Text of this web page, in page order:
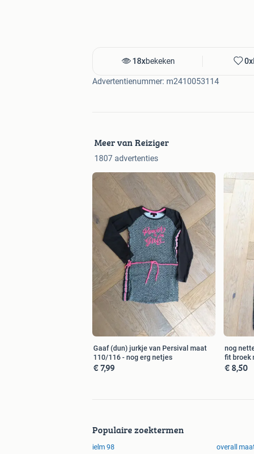
18xbekeken 0x
Advertentienummer: m2410053114
Meer van Reiziger
1807 advertenties
Gaaf (dun) jurkje van Persival maat
110/116 - nog erg netjes
€ 7,99
nog
fit broek
€ 8,50
Populaire zoektermen
ielm 98 overall